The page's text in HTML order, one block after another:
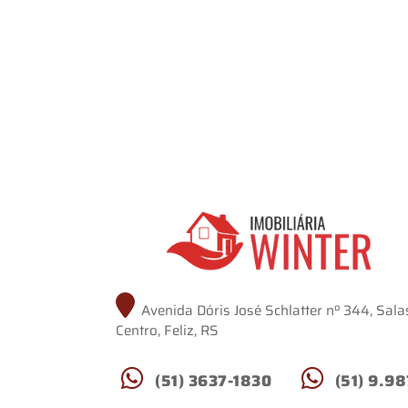
Avenida Dóris José Schlatter nº 344,
Centro, Feliz, RS
(51) 3637-1830 (51)